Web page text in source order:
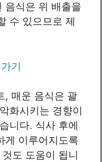
음식은 위 배출을
수 있으므로 제
기
, 매운 음식은 괄
화시키는 경향이
니다. 식사 후에
게 이루어지도록
도 도움이 됩니